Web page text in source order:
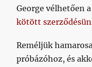
George vélhetően
kötött
Reméljük
próbázóhoz, és